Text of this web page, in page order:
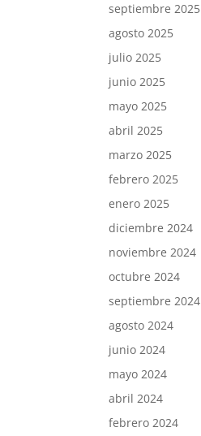
septiembre 2025
agosto 2025
julio 2025
junio 2025
mayo 2025
abril 2025
marzo 2025
febrero 2025
enero 2025
diciembre 2024
noviembre 2024
octubre 2024
septiembre 2024
agosto 2024
junio 2024
mayo 2024
abril 2024
febrero 2024